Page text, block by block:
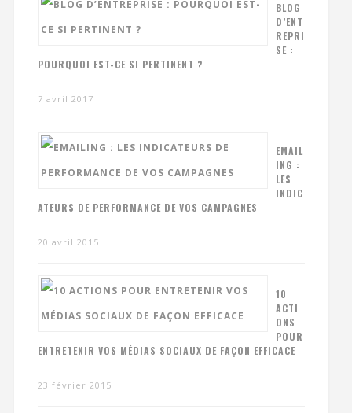
BLOG
D’ENT
REPRI
SE :
POURQUOI EST-CE SI PERTINENT ?
7 avril 2017
EMAIL
ING :
LES
INDIC
ATEURS DE PERFORMANCE DE VOS CAMPAGNES
20 avril 2015
10
ACTI
ONS
POUR
ENTRETENIR VOS MÉDIAS SOCIAUX DE FAÇON EFFICACE
23 février 2015